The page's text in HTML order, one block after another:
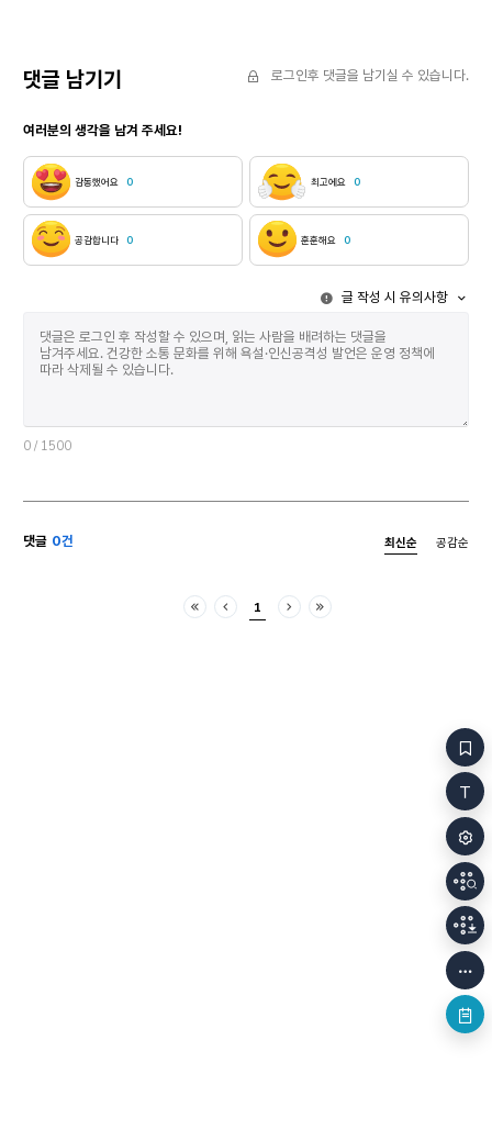
다녀왔잖아!
댓글 남기기 로그인후 댓글을 남기실 수 있습니다.
여러분의 생각을 남겨 주세요!
감동했어요 0 최고에요 0
공감합니다 0 훈훈해요 0
글 작성 시 유의사항
0 / 1500
댓글 0건 최신순 공감순
처음 이전 1 다음마지막